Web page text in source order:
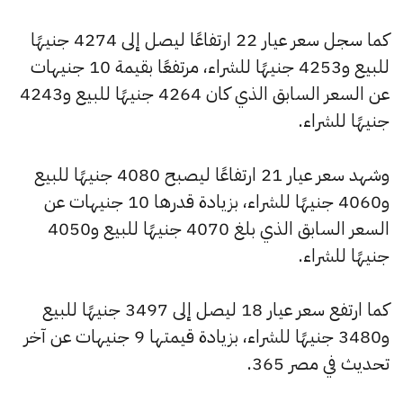
كما سجل سعر عيار 22 ارتفاعًا ليصل إلى 4274 جنيهًا
للبيع و4253 جنيهًا للشراء، مرتفعًا بقيمة 10 جنيهات
عن السعر السابق الذي كان 4264 جنيهًا للبيع و4243
جنيهًا للشراء.
وشهد سعر عيار 21 ارتفاعًا ليصبح 4080 جنيهًا للبيع
و4060 جنيهًا للشراء، بزيادة قدرها 10 جنيهات عن
السعر السابق الذي بلغ 4070 جنيهًا للبيع و4050
جنيهًا للشراء.
كما ارتفع سعر عيار 18 ليصل إلى 3497 جنيهًا للبيع
و3480 جنيهًا للشراء، بزيادة قيمتها 9 جنيهات عن آخر
تحديث في مصر 365.